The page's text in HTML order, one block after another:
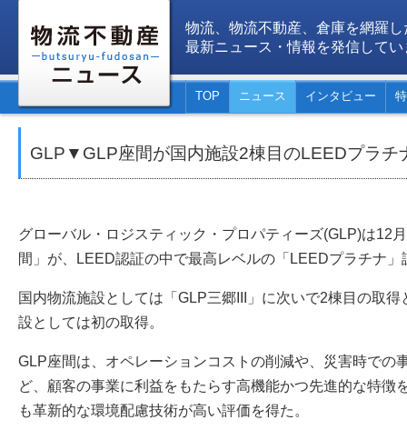
物流、物流不動産、倉庫を網羅し
最新ニュース・情報を発信してい
TOP ニュース インタビュー
GLP▼GLP座間が国内施設2棟目のLEEDプラチ
グローバル・ロジスティック・プロパティーズ(GLP)は12
間」が、LEED認証の中で最高レベルの「LEEDプラチナ
国内物流施設としては「GLP三郷III」に次いで2棟目の取
設としては初の取得。
GLP座間は、オペレーションコストの削減や、災害時での
ど、顧客の事業に利益をもたらす高機能かつ先進的な特徴
も革新的な環境配慮技術が高い評価を得た。